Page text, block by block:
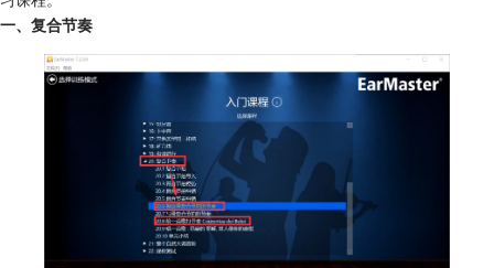
一、复合节奏